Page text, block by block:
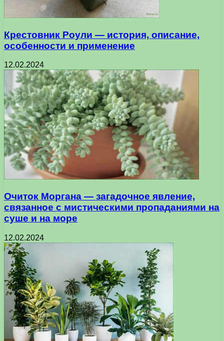
Крестовник Роули — история, описание,
особенности и применение
12.02.2024
Очиток Моргана — загадочное явление,
связанное с мистическими пропаданиями на
суше и на море
12.02.2024